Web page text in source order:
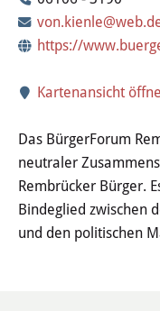
https://
Kartenansicht
Das BürgerForum
neutraler
Rembrücker Bürger.
Bindeglied zwischen
und den politischen
Wertstoffhof
Wasser & Abwasser
Ortsgerichte &
Verwaltung & Politik
Satzungen &
Ausschreibungen